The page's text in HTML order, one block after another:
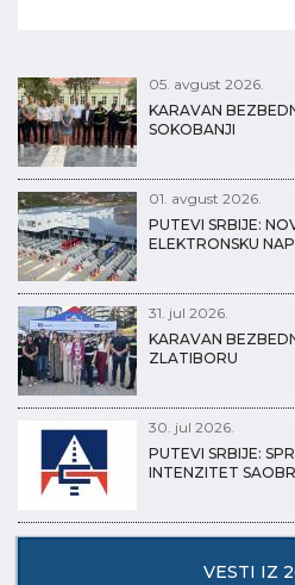
05. avgust 2026.
KARAVAN
SOKOBANJI
01. avgust 2026.
PUTEVI SRBIJE:
ELEKTRONSKU
31. jul 2026.
KARAVAN
ZLATIBORU
30. jul 2026.
PUTEVI SRBIJE:
INTENZITET
VESTI IZ